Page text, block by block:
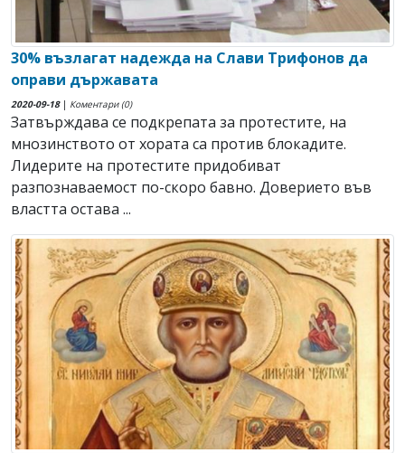
30% възлагат надежда на Слави Трифонов да
оправи държавата
2020-09-18| Коментари (0)
Затвърждава се подкрепата за протестите, на
мнозинството от хората са против блокадите.
Лидерите на протестите придобиват
разпознаваемост по-скоро бавно. Доверието във
властта остава ...